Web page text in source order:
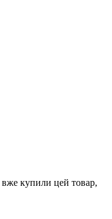
вже купили цей товар,